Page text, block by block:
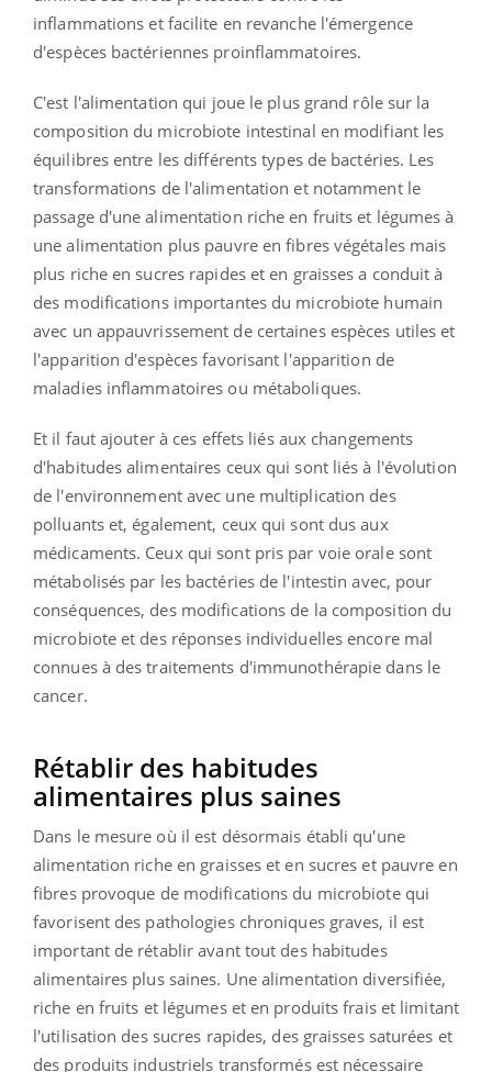
inflammations et facilite en revanche l'émergence
d'espèces bactériennes proinflammatoires.
C'est l'alimentation qui joue le plus grand rôle sur la
composition du microbiote intestinal en modifiant les
équilibres entre les différents types de bactéries. Les
transformations de l'alimentation et notamment le
passage d'une alimentation riche en fruits et légumes à
une alimentation plus pauvre en fibres végétales mais
plus riche en sucres rapides et en graisses a conduit à
des modifications importantes du microbiote humain
avec un appauvrissement de certaines espèces utiles et
l'apparition d'espèces favorisant l'apparition de
maladies inflammatoires ou métaboliques.
Et il faut ajouter à ces effets liés aux changements
d'habitudes alimentaires ceux qui sont liés à l'évolution
de l'environnement avec une multiplication des
polluants et, également, ceux qui sont dus aux
médicaments. Ceux qui sont pris par voie orale sont
métabolisés par les bactéries de l'intestin avec, pour
conséquences, des modifications de la composition du
microbiote et des réponses individuelles encore mal
connues à des traitements d'immunothérapie dans le
cancer.
Rétablir des habitudes
alimentaires plus saines
Dans le mesure où il est désormais établi qu'une
alimentation riche en graisses et en sucres et pauvre en
fibres provoque de modifications du microbiote qui
favorisent des pathologies chroniques graves, il est
important de rétablir avant tout des habitudes
alimentaires plus saines. Une alimentation diversifiée,
riche en fruits et légumes et en produits frais et limitant
l'utilisation des sucres rapides, des graisses saturées et
des produits industriels transformés est nécessaire